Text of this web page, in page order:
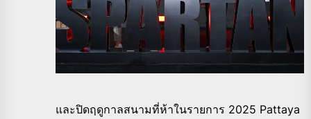
และปิดฤดูกาลสนามที่ห้าในรายการ 2025 Pattaya